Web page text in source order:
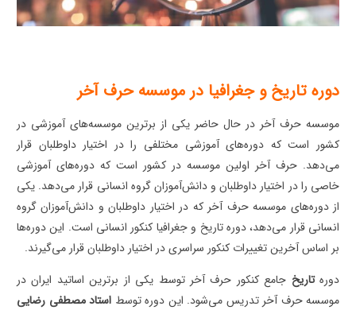
دوره تاریخ و جغرافیا در موسسه حرف آخر
موسسه حرف آخر در حال حاضر یکی از برترین موسسه‌های آموزشی در
کشور است که دوره‌های آموزشی مختلفی را در اختیار داوطلبان قرار
می‌دهد. حرف آخر اولین موسسه در کشور است که دوره‌های آموزشی
خاصی را در اختیار داوطلبان و دانش‌آموزان گروه انسانی قرار می‌دهد. یکی
از دوره‌های موسسه حرف آخر که در اختیار داوطلبان و دانش‌آموزان گروه
انسانی قرار می‌دهد، دوره تاریخ و جغرافیا کنکور انسانی است. این دوره‌ها
بر اساس آخرین تغییرات کنکور سراسری در اختیار داوطلبان قرار می‌گیرند.
دورهتاریخ جامع کنکور حرف آخر توسط یکی از برترین اساتید ایران در
موسسه حرف آخر تدریس می‌شود. این دوره توسط استاد مصطفی رضایی